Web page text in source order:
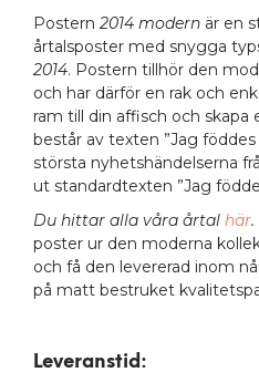
Postern 2014 modern är en
årtalsposter med snygga
2014. Postern tillhör den
och har därför en rak och
ram till din affisch och skapa
består av texten ”Jag föddes
största nyhetshändelserna
ut standardtexten ”Jag
Du hittar alla våra årtal här.
poster ur den moderna
och få den levererad inom
på matt bestruket
Leveranstid: